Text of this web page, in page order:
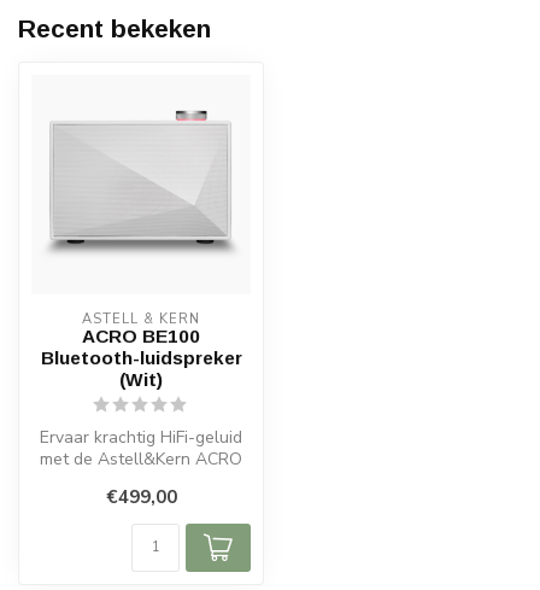
Recent bekeken
ASTELL & KERN
ACRO BE100
Bluetooth-luidspreker
(Wit)
Ervaar krachtig HiFi-geluid
met de Astell&Kern ACRO
luidspreker ...
€499,00